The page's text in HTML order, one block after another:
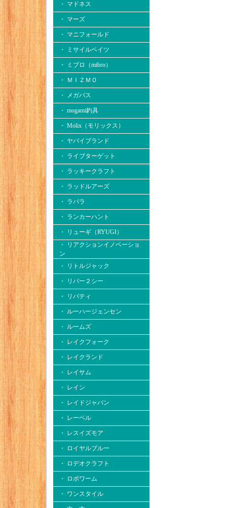
・ マドネス
・ マーズ
・ マニフォールド
・ ミサイルベイツ
・ ミブロ（mibro）
・ ＭＩＺＭＯ
・ メガバス
・ mogami釣具
・ Molix（モリックス）
・ ヤバイブランド
・ ライブターゲット
・ ラッキークラフト
・ ラッドルアーズ
・ ラパラ
・ ランカーハント
・ リューギ（RYUGI）
・ リアクションイノベーショ
ン
・ リトルジャック
・ リバー２シー
・ リバティ
・ ルーハージェンセン
・ ルームズ
・ レイクフォーク
・ レイクランド
・ レイサム
・ レイン
・ レイドジャパン
・ レーベル
・ レスイズモア
・ ロイヤルブルー
・ ロデオクラフト
・ ロボワーム
・ ワンスタイル